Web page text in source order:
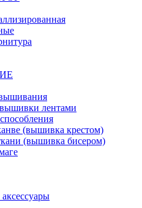
лентами
(вышивка крестом)
(вышивка бисером)